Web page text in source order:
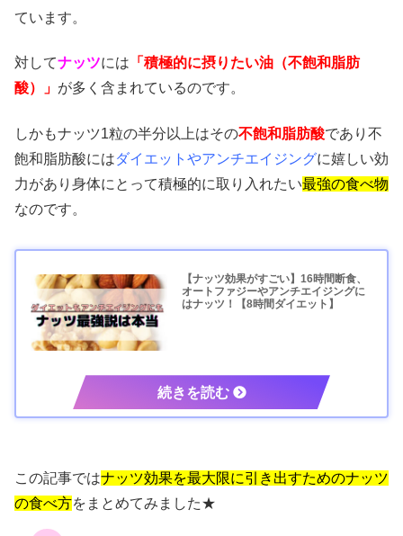
ています。
対してナッツには 「積極的に摂りたい油（不飽和脂肪
酸）」 が多く含まれているのです。
しかもナッツ1粒の半分以上はその不飽和脂肪酸であり不
飽和脂肪酸にはダイエットやアンチエイジングに嬉しい効
力があり身体にとって積極的に取り入れたい最強の食べ物
なのです。
【ナッツ効果がすごい】16時間断食、
オートファジーやアンチエイジングに
はナッツ！【8時間ダイエット】
この記事ではナッツ効果を最大限に引き出すためのナッツ
の食べ方をまとめてみました★